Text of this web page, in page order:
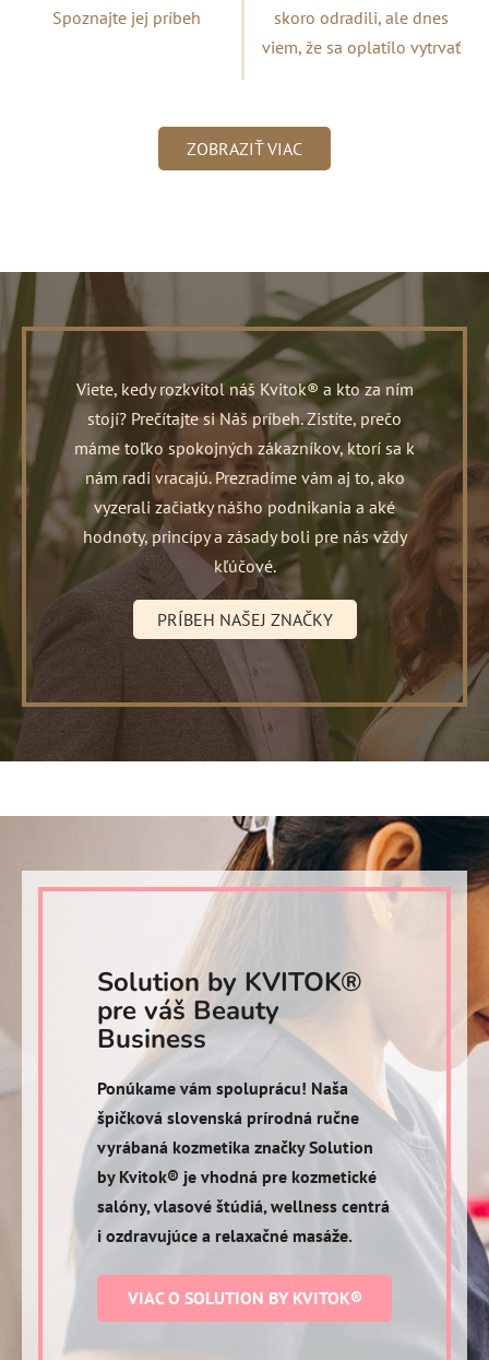
Spoznajte jej príbeh
skoro odradili, ale dnes
viem, že sa oplatilo vytrvať
ZOBRAZIŤ VIAC
Viete, kedy rozkvitol náš Kvitok® a kto za ním
stojí? Prečítajte si Náš príbeh. Zistíte, prečo
máme toľko spokojných zákazníkov, ktorí sa k
nám radi vracajú. Prezradíme vám aj to, ako
vyzerali začiatky nášho podnikania a aké
hodnoty, princípy a zásady boli pre nás vždy
kľúčové.
PRÍBEH NAŠEJ ZNAČKY
Solution by KVITOK®
pre váš Beauty
Business
Ponúkame vám spoluprácu! Naša
špičková slovenská prírodná ručne
vyrábaná kozmetika značky Solution
by Kvitok® je vhodná pre kozmetické
salóny, vlasové štúdiá, wellness centrá
i ozdravujúce a relaxačné masáže.
VIAC O SOLUTION BY KVITOK®